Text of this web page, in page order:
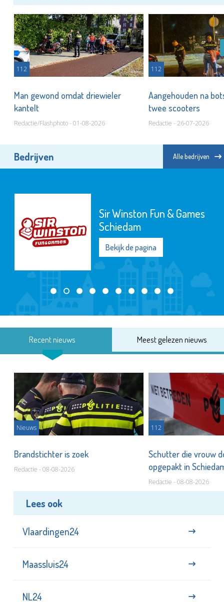
112
Man gewond omdat driewieler
kantelt
Redactie/Flashphoto - 01-08-2026
112
Aangehouden na
twee scooters
Redactie - 26-07-2026
Bedrijven Alle bedrijven
Sir Winston Fun & Games
Schiedam
Bekijk de pagina
Recent nieuws Meest gelezen nieuws
Nieuws
Brandstichter is zoek
Redactie - 08-08-2026
112
Schutter die vrouw
opgepakt in
Redactie - 08-08-2026
Lees ook
Vlaardingen24
Maassluis24
NL24